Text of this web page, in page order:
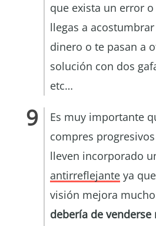
que exista un error
llegas a
dinero o te pasan a
solución con dos
etc…
Es muy importante
compres
lleven incorporado
antirreflejante ya
visión mejora
debería de